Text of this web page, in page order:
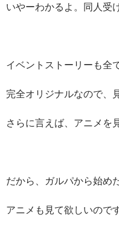
いやーわかるよ。同人受
イベントストーリーも全
完全オリジナルなので、
さらに言えば、アニメを
だから、ガルパから始め
アニメも見て欲しいのです